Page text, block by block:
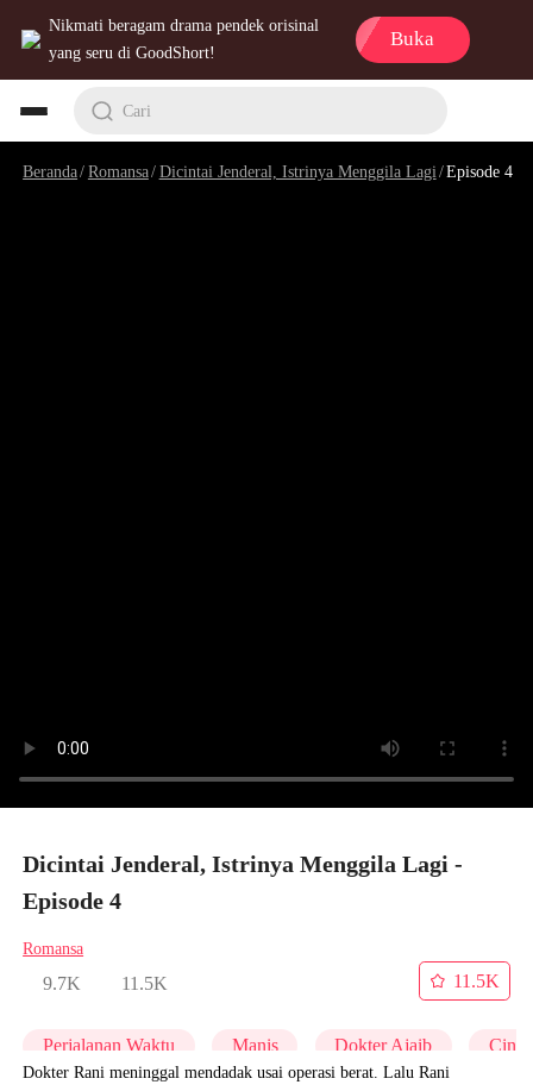
Nikmati beragam drama pendek orisinal
yang seru di GoodShort!
Buka
Cari
Beranda/Romansa/Dicintai Jenderal, Istrinya Menggila Lagi/Episode 4
Dicintai Jenderal, Istrinya Menggila Lagi -
Episode 4
Romansa
9.7K 11.5K
11.5K
Perjalanan Waktu Manis Dokter Ajaib Cinta
Dokter Rani meninggal mendadak usai operasi berat. Lalu Rani